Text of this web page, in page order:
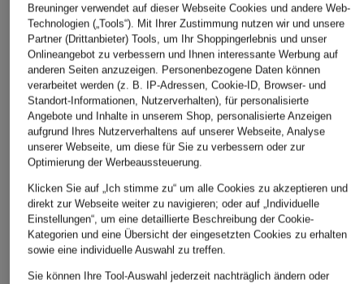
RAFFAELLO ROSSI
Hose PENNY 6/8
CHF 169
SEDUCTIVE
7/8-Hose SABRINA
CHF 209
7/8-Hose
CHF 179
Ursprünglich:
Breuninger verwendet auf dieser Webseite Cookies und andere Web-
Technologien („Tools“). Mit Ihrer Zustimmung nutzen wir und unsere
Partner (Drittanbieter) Tools, um Ihr Shoppingerlebnis und unser
Onlineangebot zu verbessern und Ihnen interessante Werbung auf
anderen Seiten anzuzeigen. Personenbezogene Daten können
verarbeitet werden (z. B. IP-Adressen, Cookie-ID, Browser- und
Standort-Informationen, Nutzerverhalten), für personalisierte
Angebote und Inhalte in unserem Shop, personalisierte Anzeigen
aufgrund Ihres Nutzerverhaltens auf unserer Webseite, Analyse
unserer Webseite, um diese für Sie zu verbessern oder zur
Optimierung der Werbeaussteuerung.
Klicken Sie auf „Ich stimme zu“ um alle Cookies zu akzeptieren und
direkt zur Webseite weiter zu navigieren; oder auf „Individuelle
Einstellungen“, um eine detaillierte Beschreibung der Cookie-
Kategorien und eine Übersicht der eingesetzten Cookies zu erhalten
sowie eine individuelle Auswahl zu treffen.
Sie können Ihre Tool-Auswahl jederzeit nachträglich ändern oder